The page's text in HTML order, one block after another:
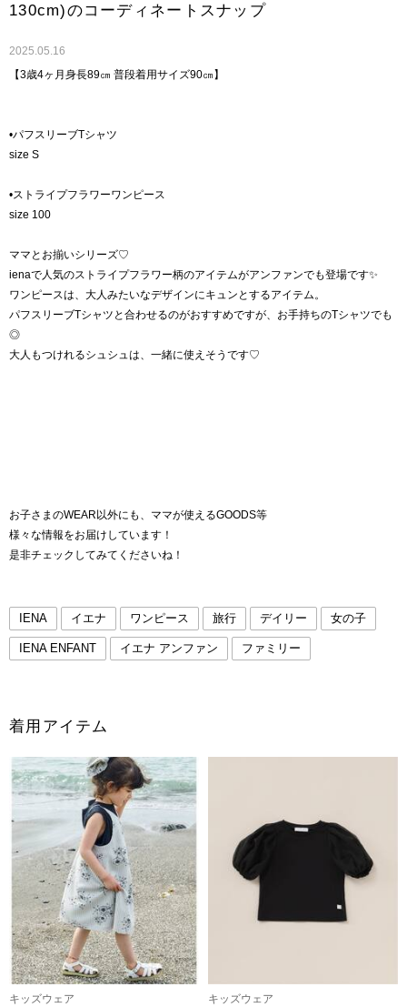
130cm)のコーディネートスナップ
2025.05.16
【3歳4ヶ月身長89㎝ 普段着用サイズ90㎝】
•パフスリーブTシャツ
size S
•ストライプフラワーワンピース
size 100
ママとお揃いシリーズ♡
ienaで人気のストライプフラワー柄のアイテムがアンファンでも登場です✨
ワンピースは、大人みたいなデザインにキュンとするアイテム。
パフスリーブTシャツと合わせるのがおすすめですが、お手持ちのTシャツでも
◎
大人もつけれるシュシュは、一緒に使えそうです♡
お子さまのWEAR以外にも、ママが使えるGOODS等
様々な情報をお届けしています！
是非チェックしてみてくださいね！
IENA イエナ ワンピース 旅行 デイリー 女の子
IENA ENFANT イエナ アンファン ファミリー
着用アイテム
キッズウェア
キッズウェア